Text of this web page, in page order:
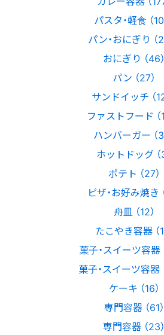
パスタ・軽食 （
パン・おにぎり （
おにぎり （46）
パン （27）
サンドイッチ （
ファストフード （
ハンバーガー （
ホットドッグ （
ポテト （27）
ピザ・お好み焼き
舟皿 （12）
たこやき容器 （
菓子・スイーツ容器
菓子・スイーツ容器
ケーキ （16）
専門容器 （61）
専門容器 （23）